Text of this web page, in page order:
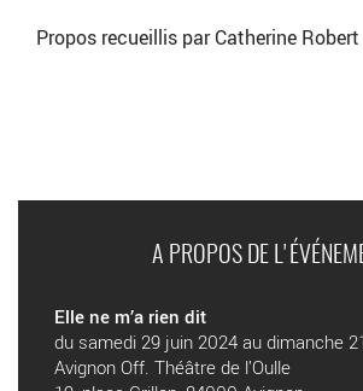
Propos recueillis par Catherine Robert
A PROPOS DE
Elle ne m’a rien dit
du samedi 29 juin 2024 au dimanche
Avignon Off. Théâtre de l’Oulle